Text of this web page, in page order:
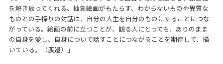
を解き放ってくれる。抽象絵画がもたらす、わからないものや異質な
ものとの手探りの対話は、自分の人生を自分のものにすることにつな
がっている。絵画の前に立つことが、観る人にとっても、ありのまま
の自身を愛し、自身について話すことにつながることを期待して、描
いている。（渡邉）」